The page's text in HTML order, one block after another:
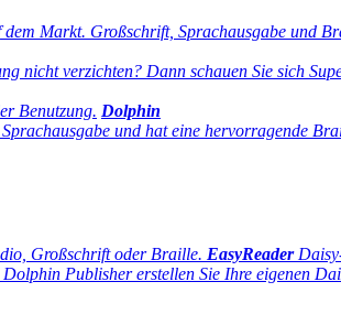
Markt. Großschrift, Sprachausgabe und
nicht verzichten? Dann schauen Sie sich
Benutzung. Dolphin
und hat eine hervorragende
Großschrift oder Braille. EasyReader
Publisher erstellen Sie Ihre eigenen